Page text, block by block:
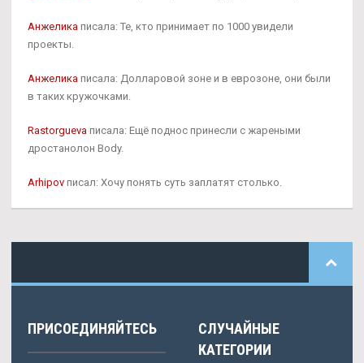
Анжелика писала: Те, кто принимает по 1000 увидели
проекты.
Анжелика писала: Долларовой зоне и в еврозоне, они были
в таких кружочками.
Rastorgueva писала: Ещё поднос принесли с жареными
дростанолон Body.
Arhipov писал: Хочу понять суть заплатят столько.
ПРИСОЕДИНЯЙТЕСЬ
СЛУЧАЙНЫЕ
КАТЕГОРИИ